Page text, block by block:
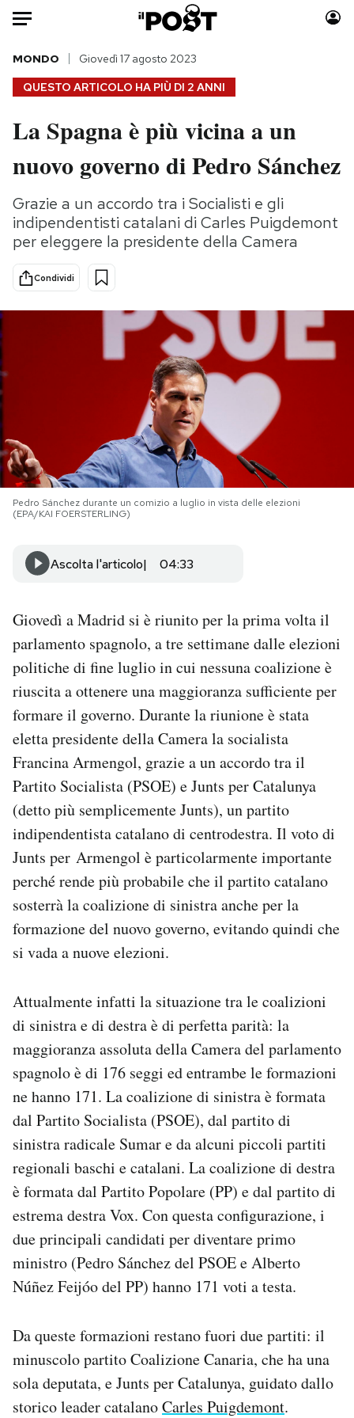
Auto
HOME
Italia
Politica
Tecnologia
Internet
Scienza
Cultura
Economia
Moda
Consumismi
Storie/Idee
Ok Boomer!
Media
Mondiali calcio 2026
NEWSLETTER
I MIEI PREFERITI
AREA PERSONALE
Newsletter
Notifiche mobile
Regala il Post
Hai bisogno di aiuto?
Esci
QUESTO ARTICOLO HA PIÙ DI 2 ANNI
MONDO Giovedì 17 agosto 2023
La Spagna è più vicina a un
nuovo governo di Pedro Sánchez
Grazie a un accordo tra i Socialisti e gli
indipendentisti catalani di Carles Puigdemont
per eleggere la presidente della Camera
Condividi
Pedro Sánchez durante un comizio a luglio in vista delle elezioni
(EPA/KAI FOERSTERLING)
Ascolta l'articolo 04:33
Giovedì a Madrid si è riunito per la prima volta il
parlamento spagnolo, a tre settimane dalle elezioni
politiche di fine luglio in cui nessuna coalizione è
riuscita a ottenere una maggioranza sufficiente per
formare il governo. Durante la riunione è stata
eletta presidente della Camera la socialista
Francina Armengol, grazie a un accordo tra il
Partito Socialista (PSOE) e Junts per Catalunya
(detto più semplicemente Junts), un partito
indipendentista catalano di centrodestra. Il voto di
Junts per Armengol è particolarmente importante
perché rende più probabile che il partito catalano
sosterrà la coalizione di sinistra anche per la
formazione del nuovo governo, evitando quindi che
si vada a nuove elezioni.
Attualmente infatti la situazione tra le coalizioni
di sinistra e di destra è di perfetta parità: la
maggioranza assoluta della Camera del parlamento
spagnolo è di 176 seggi ed entrambe le formazioni
ne hanno 171. La coalizione di sinistra è formata
dal Partito Socialista (PSOE), dal partito di
sinistra radicale Sumar e da alcuni piccoli partiti
regionali baschi e catalani. La coalizione di destra
è formata dal Partito Popolare (PP) e dal partito di
estrema destra Vox. Con questa configurazione, i
due principali candidati per diventare primo
ministro (Pedro Sánchez del PSOE e Alberto
Núñez Feijóo del PP) hanno 171 voti a testa.
Da queste formazioni restano fuori due partiti: il
minuscolo partito Coalizione Canaria, che ha una
sola deputata, e Junts per Catalunya, guidato dallo
storico leader catalanoCarles Puigdemont.